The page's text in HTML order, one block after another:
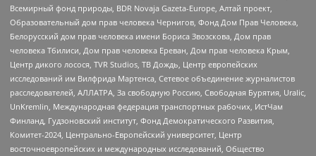
Всемирный фонд природы, BDR Novaja Gazeta-Europe, Алтай проект,
Образовательный дом прав человека Чернигов, Фонд Дом Прав Человека,
Белорусский дом прав человека имени Бориса Звозскова, Дом прав
человека Тбилиси, Дом прав человека Ереван, Дом прав человека Крым,
Центр дикого лосося, TVR Studios, ТВ Дождь, Центр европейских
исследований им Вилфрида Мартенса, Сетевое объединение журналистов
расследователей, АЛЛАТРА, За свободную Россию, Свободная Бурятия, Uralic,
UnKremlin, Международная федерация транспортных рабочих, ИстЧам
Финланд, Гудзоновский институт, Фонд Демократического Развития,
Комитет-2024, Центрально-Европейский университет, Центр
восточноевропейских и международных исследований, Общество